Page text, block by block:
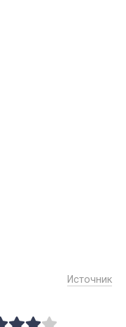
Источник